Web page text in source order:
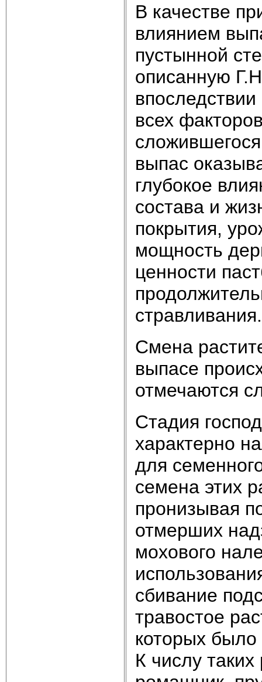
В качестве
влиянием
пустынной
описанную
всех
выпас
глубокое
состава и
покрытия,
мощность
ценности
стравливания.
Смена
выпасе
отмечаются
Стадия
характерно
для
семена этих
пронизывая
отмерших
мохового
сбивание
травостое
которых было
К числу